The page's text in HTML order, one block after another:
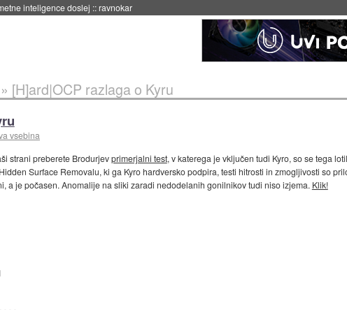
inteligence doslej :: ravnokar
[H]ard|OCP razlaga o Kyru
vsebina
strani preberete Brodurjevprimerjalni test, v katerega je vključen tudi Kyro, so se tega
Surface Removalu, ki ga Kyro hardversko podpira, testi hitrosti in zmogljivosti so
a je počasen. Anomalije na sliki zaradi nedodelanih gonilnikov tudi niso izjema. Klik!